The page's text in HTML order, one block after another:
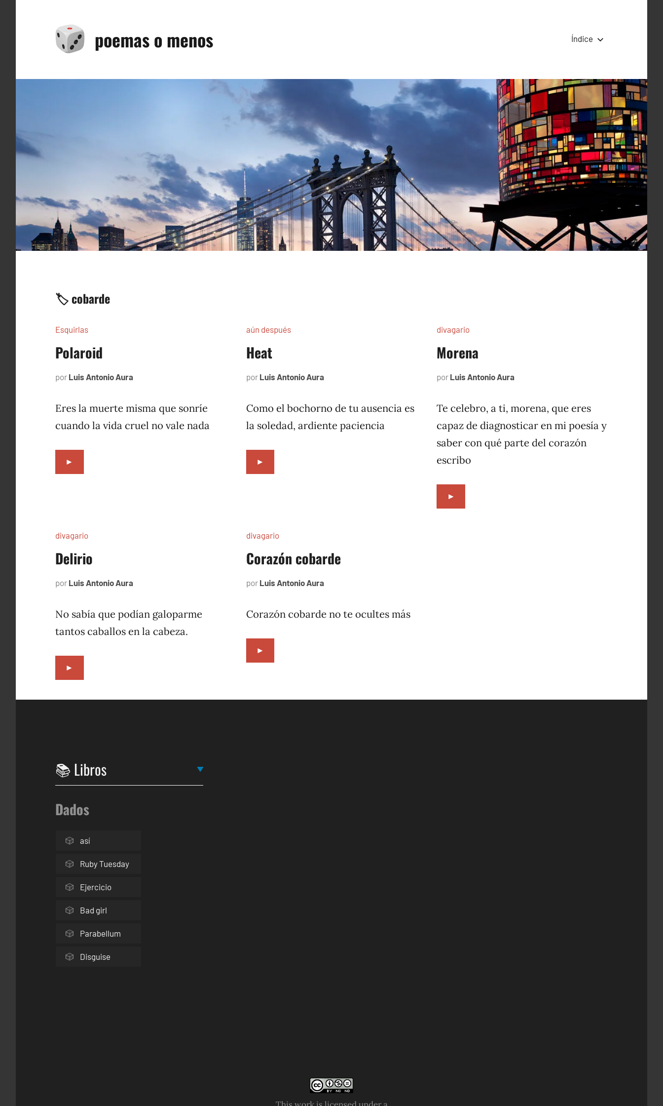
poemas o menos Índice
🏷️ cobarde
Esquirlas
Polaroid
por Luis Antonio Aura
2023
Eres la muerte misma que sonríe
cuando la vida cruel no vale nada
►
aún después
Heat
por Luis Antonio Aurajunio
2005
Como el bochorno de tu ausencia es
la soledad, ardiente paciencia
►
divagario
Morena
por Luis Antonio Aura
1996
Te celebro, a ti, morena, que eres
capaz de diagnosticar en mi poesía y
saber con qué parte del corazón
escribo
►
divagario
Delirio
por Luis Antonio Aura
1996
No sabía que podían galoparme
tantos caballos en la cabeza.
►
divagario
Corazón cobarde
por Luis Antonio Auraabril
1994
Corazón cobarde no te ocultes más
►
Dados
así
Ruby Tuesday
Ejercicio
Bad girl
Parabellum
Disguise